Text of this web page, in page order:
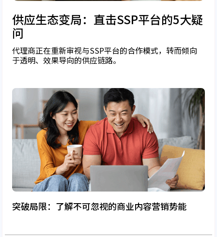
供应生态变局：直击SSP平台的5大疑
问
代理商正在重新审视与SSP平台的合作模式，转而倾向
于透明、效果导向的供应链路。
突破局限：了解不可忽视的商业内容营销势能